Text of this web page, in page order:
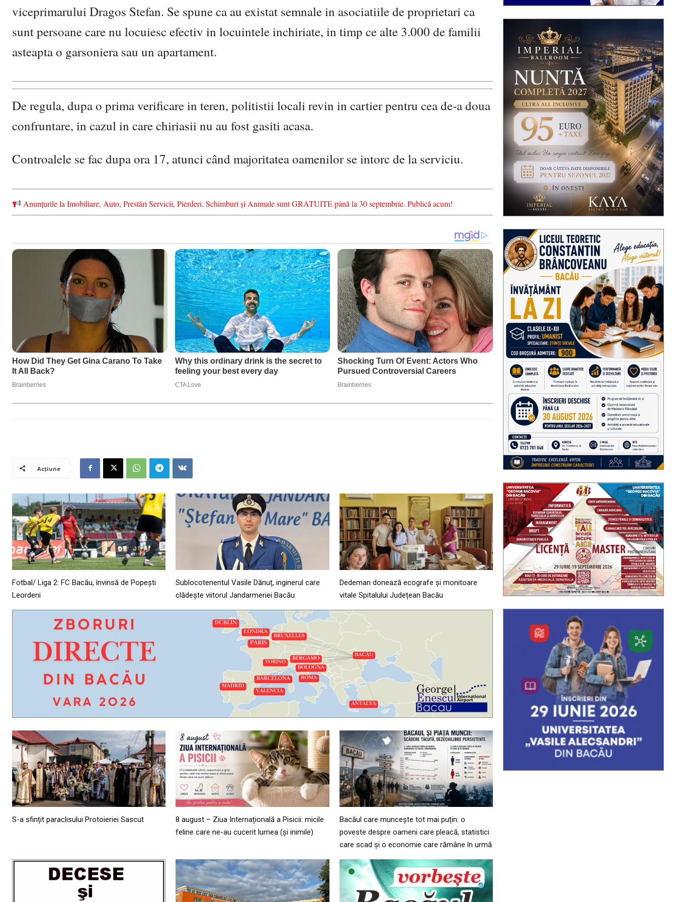
viceprimarului Dragos Stefan. Se spune ca au existat semnale in asociatiile de proprietari ca
sunt persoane care nu locuiesc efectiv in locuintele inchiriate, in timp ce alte 3.000 de familii
asteapta o garsoniera sau un apartament.
De regula, dupa o prima verificare in teren, politistii locali revin in cartier pentru cea de-a doua
confruntare, in cazul in care chiriasii nu au fost gasiti acasa.
Controalele se fac dupa ora 17, atunci când majoritatea oamenilor se intorc de la serviciu.
Anunțurile la Imobiliare, Auto, Prestări Servicii, Pierderi, Schimburi și Animale sunt GRATUITE până la 30 septembrie. Publică acum!
Acțiune
Fotbal/ Liga 2: FC Bacău, învinsă de Popești
Leordeni
Sublocotenentul Vasile Dănuț, inginerul care
clădește viitorul Jandarmeriei Bacău
Dedeman donează ecografe și monitoare
vitale Spitalului Județean Bacău
S-a sfințit paraclisului Protoieriei Sascut
8 august – Ziua Internațională a Pisicii: micile
feline care ne-au cucerit lumea (și inimile)
Bacăul care muncește tot mai puțin: o
poveste despre oameni care pleacă, statistici
care scad și o economie care rămâne în urmă